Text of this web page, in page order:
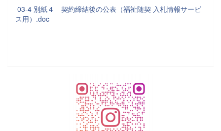
03-4 別紙４ 契約締結後の公表（福祉随契 入札情報サービ
ス用）.doc